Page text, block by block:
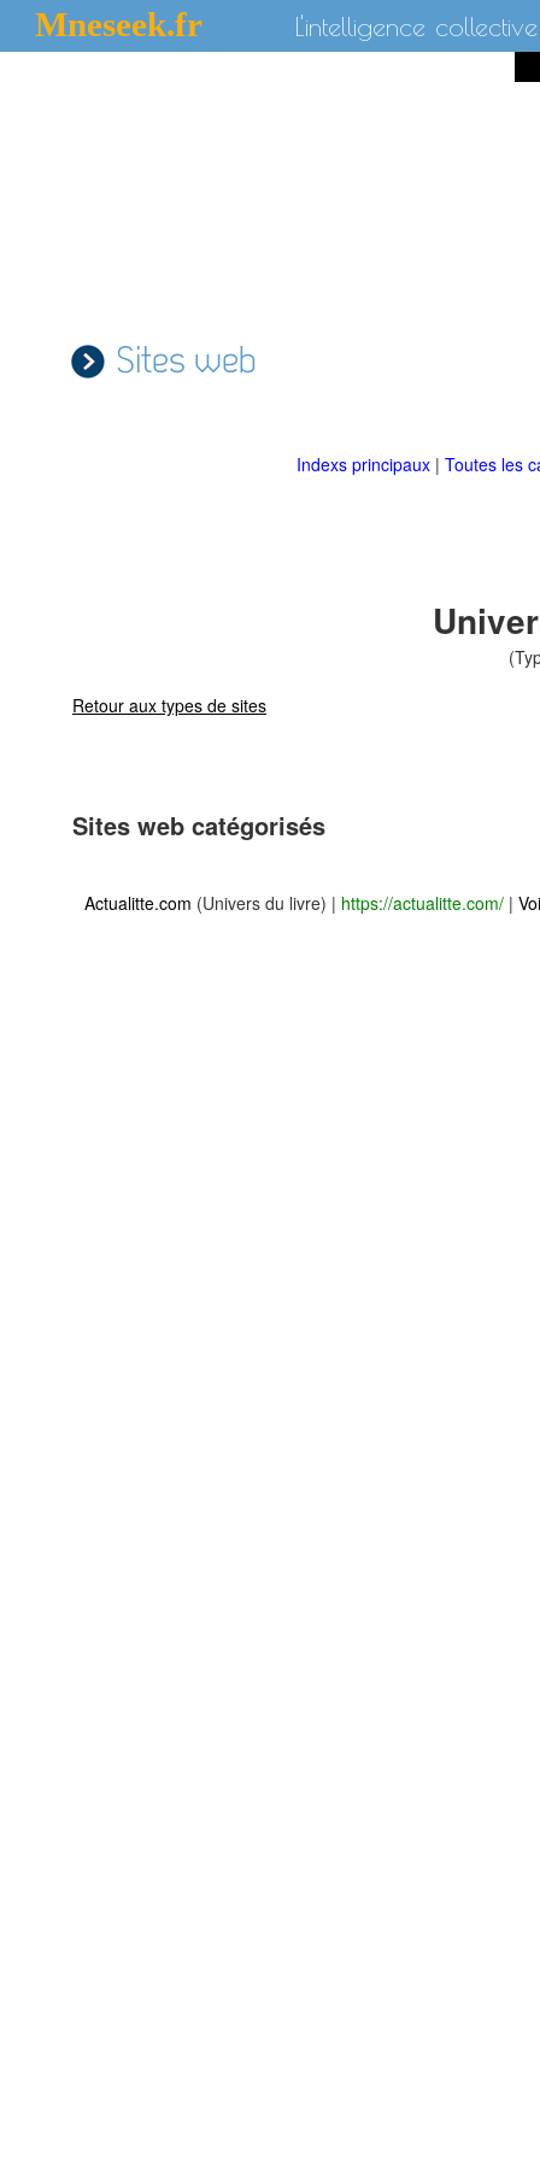
Mneseek.fr L'intelligence collective
Sites web
Indexs principaux | Toutes les
Retour aux types de sites
Sites web catégorisés
Actualitte.com (Univers du livre) | https://actualitte.com/ |